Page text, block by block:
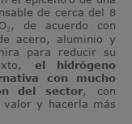
de cerca del 8
de acuerdo con
acero, aluminio y
para reducir su
el hidrógeno
con mucho
del sector, con
valor y hacerla más